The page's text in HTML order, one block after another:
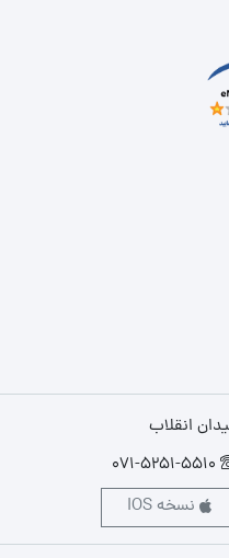
انقلاب
071-5251-5510
نسخه IOS